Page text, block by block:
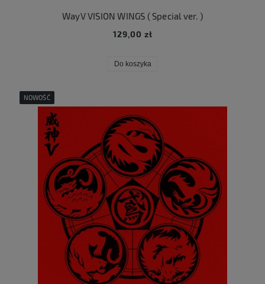
WayV VISION WINGS ( Special ver. )
129,00 zł
Do koszyka
NOWOŚĆ